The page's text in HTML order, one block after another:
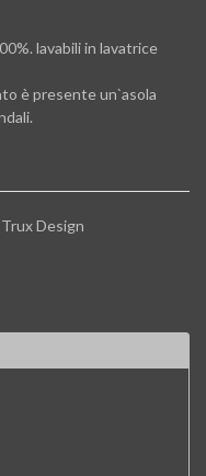
lavabili in lavatrice
è presente un`asola
Design